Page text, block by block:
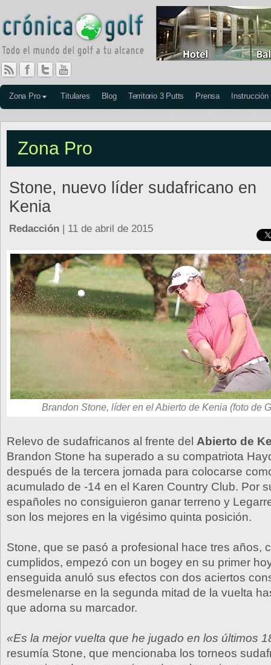
Zona Pro Titulares Blog Territorio 3 Putts Prensa Instrucción
Zona Pro
Stone, nuevo líder sudafricano en
Kenia
Redacción | 11 de abril de 2015
Brandon Stone, líder en el Abierto de Kenia (foto de
Relevo de sudafricanos al frente del Abierto de
Brandon Stone ha superado a su compatriota
después de la tercera jornada para colocarse
acumulado de -14 en el Karen Country Club. Por
españoles no consiguieron ganar terreno y
son los mejores en la vigésimo quinta posición.
Stone, que se pasó a profesional hace tres años,
cumplidos, empezó con un bogey en su primer
enseguida anuló sus efectos con dos aciertos
desmelenarse en la segunda mitad de la vuelta
que adorna su marcador.
«Es la mejor vuelta que he jugado en los últimos
resumía Stone, que mencionaba los torneos